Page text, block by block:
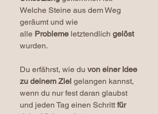
Welche Steine aus dem Weg
geräumt und wie
alle Probleme letztendlich gelöst
wurden.
Du erfährst, wie du von einer Idee
zu deinem Ziel gelangen kannst,
wenn du nur fest daran glaubst
und jeden Tag einen Schritt für